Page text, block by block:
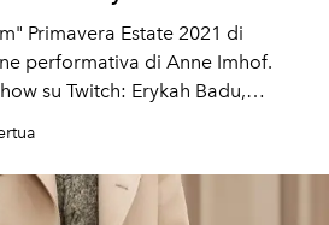
Primavera Estate 2021 di
performativa di Anne Imhof.
su Twitch: Erykah Badu,